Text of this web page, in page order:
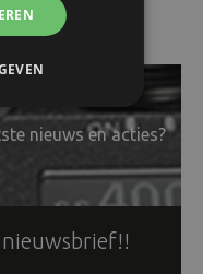
nieuws en acties?